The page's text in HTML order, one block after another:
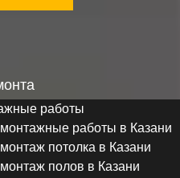
работы
работы в Казани
потолка в Казани
полов в Казани